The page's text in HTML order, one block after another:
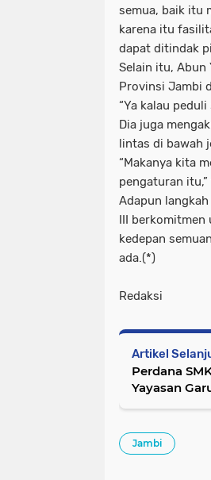
semua, baik itu
karena itu
dapat ditindak
Selain itu, Abun
Provinsi Jambi
“Ya kalau
Dia juga
lintas di bawah
“Makanya kita
pengaturan
Adapun
III berkomitmen
kedepan
ada.(*)
Redaksi
Artikel
Perdana
Yayasan
Jambi